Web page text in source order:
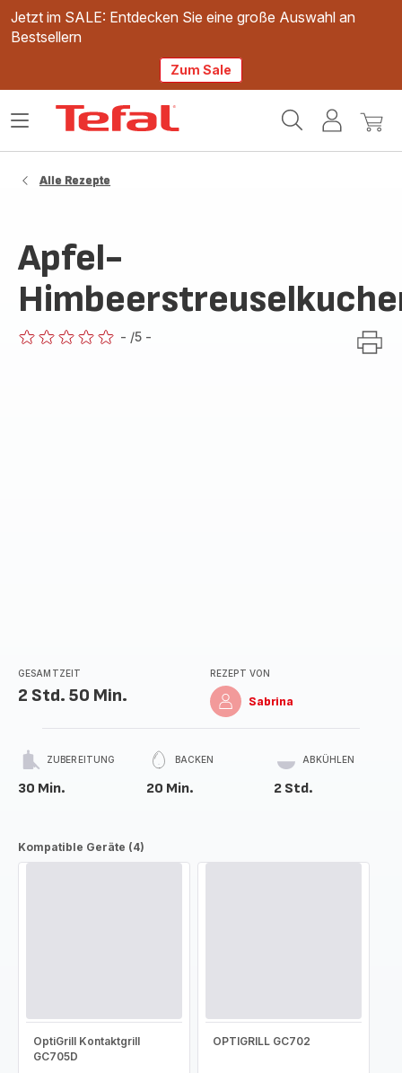
Jetzt im SALE: Entdecken Sie eine große Auswahl an
Bestsellern
Zum Sale
Mein
Mein
Das
Alle Rezepte
Apfel-
- /5 -
GESAMTZEIT
2 Std. 50 Min.
REZEPT VON
Sabrina
ZUBEREITUNG
30 Min.
BACKEN
20 Min.
ABKÜHLEN
2 Std.
Kompatible Geräte (4)
OptiGrill Kontaktgrill
GC705D
OPTIGRILL GC702